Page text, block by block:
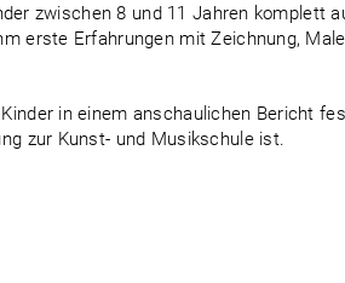
zwischen 8 und 11 Jahren komplett
erste Erfahrungen mit Zeichnung,
in einem anschaulichen Bericht
zur Kunst- und Musikschule ist.